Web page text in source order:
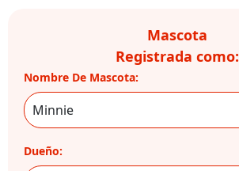
Mascota
Registrada como:
Nombre De Mascota:
Dueño: